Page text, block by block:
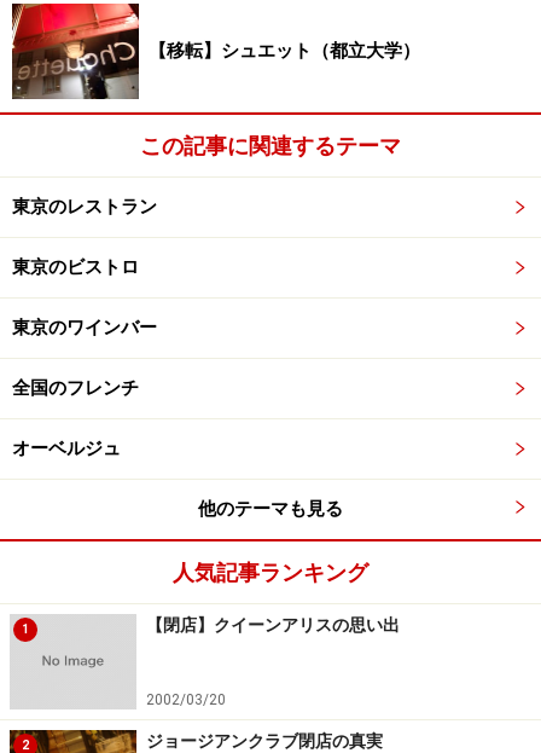
【移転】シュエット（都立大学）
この記事に関連するテーマ
東京のレストラン
東京のビストロ
東京のワインバー
全国のフレンチ
オーベルジュ
他のテーマも見る
人気記事ランキング
1 【閉店】クイーンアリスの思い出
2002/03/20
2 ジョージアンクラブ閉店の真実